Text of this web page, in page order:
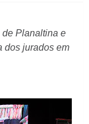
Planaltina e
dos jurados em